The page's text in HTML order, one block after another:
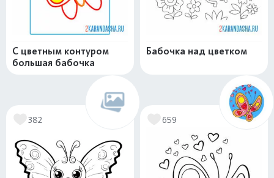
С цветным контуром
большая бабочка
Бабочка над цветком
382 659